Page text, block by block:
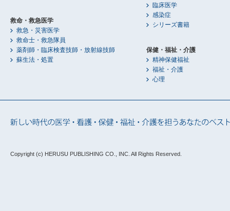
救命・救急医学
救急・災害医学
救命士・救急隊員
薬剤師・臨床検査技師・放射線技師
蘇生法・処置
臨床医学
感染症
シリーズ書籍
保健・福祉・介護
精神保健福祉
福祉・介護
心理
Copyright (c) HERUSU PUBLISHING CO., INC. All Rights Reserved.